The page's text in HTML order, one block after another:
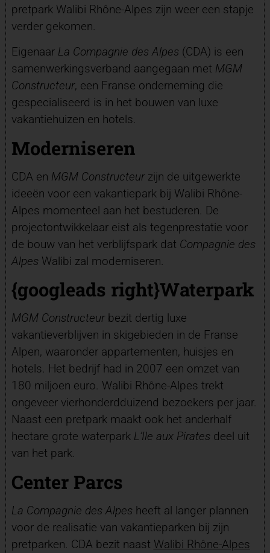
pretpark Walibi Rhône-Alpes zijn weer een stapje
verder gekomen.
Eigenaar La Compagnie des Alpes(CDA) is een
samenwerkingsverband aangegaan met MGM
Constructeur, een Franse onderneming die
gespecialiseerd is in het bouwen van luxe
vakantiehuizen en hotels.
Moderniseren
CDA en MGM Constructeurzijn de uitgewerkte
ideeën voor een vakantiepark bij Walibi Rhône-
Alpes momenteel aan het bestuderen. De
projectontwikkelaar eist als tegenprestatie voor
de bouw van het verblijfspark dat Compagnie des
AlpesWalibi zal moderniseren.
{googleads right}Waterpark
MGM Constructeurbezit dertig luxe
vakantieverblijven in skigebieden in de Franse
Alpen, waaronder appartementen, huisjes en
hotels. Het bedrijf had in 2007 een omzet van
180 miljoen euro. Walibi Rhône-Alpes trekt
ongeveer vierhonderdduizend bezoekers per jaar.
Naast een pretpark maakt ook het anderhalf
hectare grote waterpark L’Ile aux Piratesdeel uit
van het park.
Center Parcs
La Compagnie des Alpesheeft al langer plannen
voor de realisatie van vakantieparken bij zijn
pretparken. CDA bezit naast Walibi Rhône-Alpes